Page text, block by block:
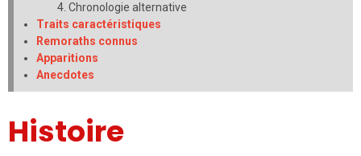
Chronologie alternative
Traits caractéristiques
Remoraths connus
Apparitions
Anecdotes
Histoire